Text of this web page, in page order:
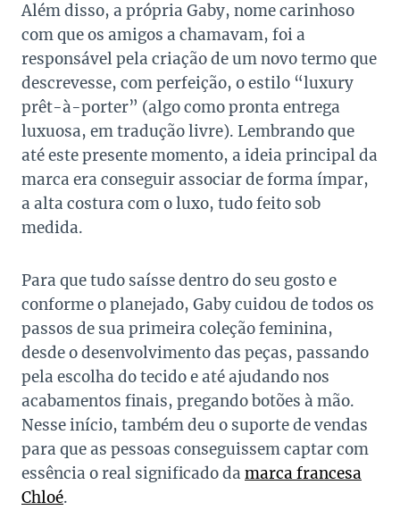
Além disso, a própria Gaby, nome carinhoso
com que os amigos a chamavam, foi a
responsável pela criação de um novo termo que
descrevesse, com perfeição, o estilo “luxury
prêt-à-porter” (algo como pronta entrega
luxuosa, em tradução livre). Lembrando que
até este presente momento, a ideia principal da
marca era conseguir associar de forma ímpar,
a alta costura com o luxo, tudo feito sob
medida.
Para que tudo saísse dentro do seu gosto e
conforme o planejado, Gaby cuidou de todos os
passos de sua primeira coleção feminina,
desde o desenvolvimento das peças, passando
pela escolha do tecido e até ajudando nos
acabamentos finais, pregando botões à mão.
Nesse início, também deu o suporte de vendas
para que as pessoas conseguissem captar com
essência o real significado da marca francesa
Chloé.